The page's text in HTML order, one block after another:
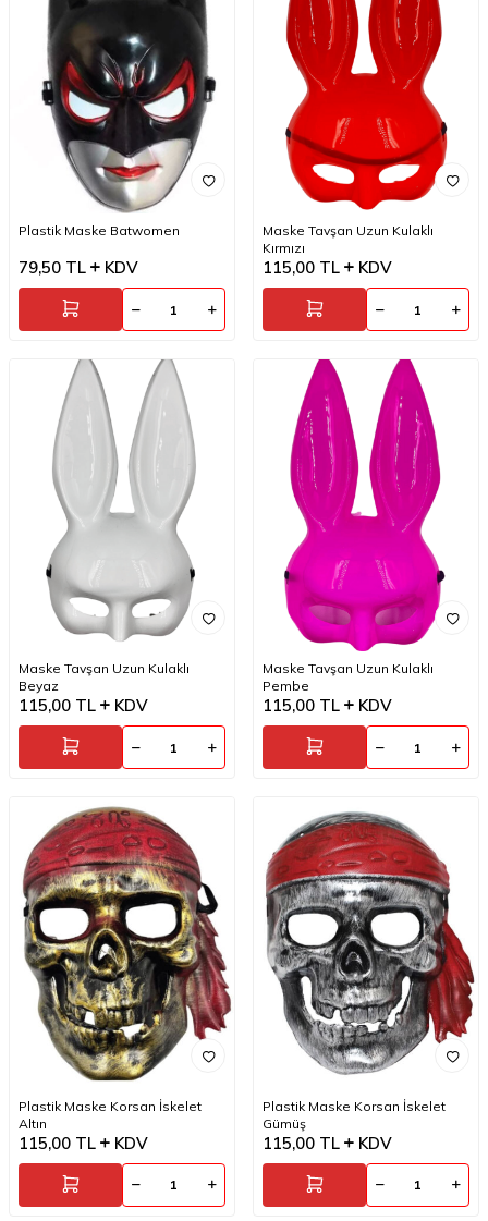
Plastik Maske Batwomen
79,50 TL KDV
Maske Tavşan Uzun Kulaklı
Kırmızı
115,00 TL KDV
Maske Tavşan Uzun Kulaklı
Beyaz
115,00 TL KDV
Maske Tavşan Uzun Kulaklı
Pembe
115,00 TL KDV
Plastik Maske Korsan İskelet
Altın
115,00 TL KDV
Plastik Maske Korsan İskelet
Gümüş
115,00 TL KDV